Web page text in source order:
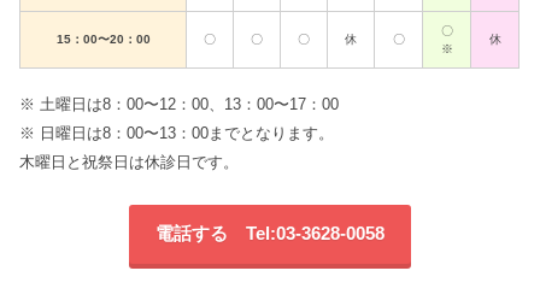
15：00〜20：00 〇 〇 〇 休 〇
〇
※
休
※ 土曜日は8：00〜12：00、13：00〜17：00
※ 日曜日は8：00〜13：00までとなります。
木曜日と祝祭日は休診日です。
電話する Tel:03-3628-0058